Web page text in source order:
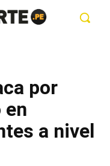
por
en
a nivel